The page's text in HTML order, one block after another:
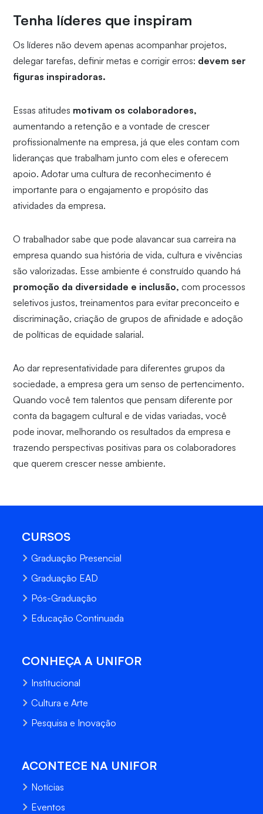
Tenha líderes que inspiram
Os líderes não devem apenas acompanhar projetos,
delegar tarefas, definir metas e corrigir erros: devem ser
figuras inspiradoras.
Essas atitudes motivam os colaboradores,
aumentando a retenção e a vontade de crescer
profissionalmente na empresa, já que eles contam com
lideranças que trabalham junto com eles e oferecem
apoio. Adotar uma cultura de reconhecimento é
importante para o engajamento e propósito das
atividades da empresa.
O trabalhador sabe que pode alavancar sua carreira na
empresa quando sua história de vida, cultura e vivências
são valorizadas. Esse ambiente é construído quando há
promoção da diversidade e inclusão, com processos
seletivos justos, treinamentos para evitar preconceito e
discriminação, criação de grupos de afinidade e adoção
de políticas de equidade salarial.
Ao dar representatividade para diferentes grupos da
sociedade, a empresa gera um senso de pertencimento.
Quando você tem talentos que pensam diferente por
conta da bagagem cultural e de vidas variadas, você
pode inovar, melhorando os resultados da empresa e
trazendo perspectivas positivas para os colaboradores
que querem crescer nesse ambiente.
CURSOS
Graduação Presencial
Graduação EAD
Pós-Graduação
Educação Continuada
CONHEÇA A UNIFOR
Institucional
Cultura e Arte
Pesquisa e Inovação
ACONTECE NA UNIFOR
Notícias
Eventos